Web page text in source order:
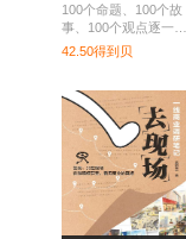
100个命题、100个故
事、100个观点逐一解
析，系统呈现了一位
成功企业家的经营智
42.50得到贝